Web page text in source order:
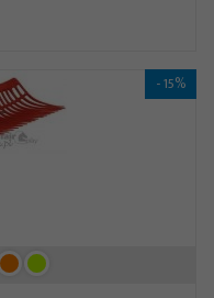
- 15%